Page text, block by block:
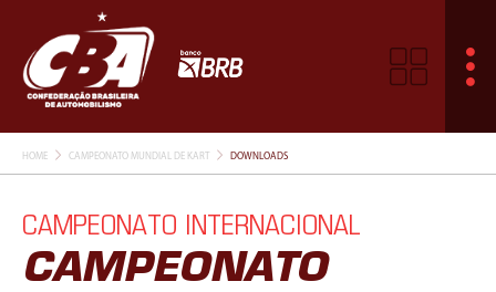
HOME CAMPEONATO MUNDIAL DE KART DOWNLOADS
CAMPEONATO INTERNACIONAL
CAMPEONATO